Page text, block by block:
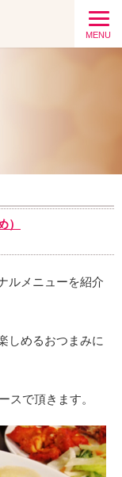
MENU
）
ルメニューを紹介
しめるおつまみに
スで頂きます。